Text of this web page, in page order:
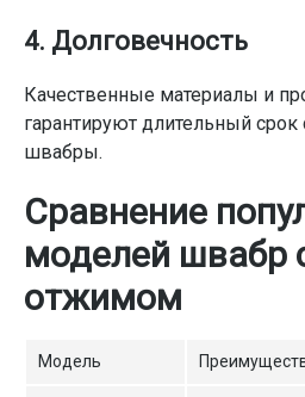
4. Долговечность
Качественные материалы и
гарантируют длительный
швабры.
Сравнение
моделей швабр
отжимом
Модель